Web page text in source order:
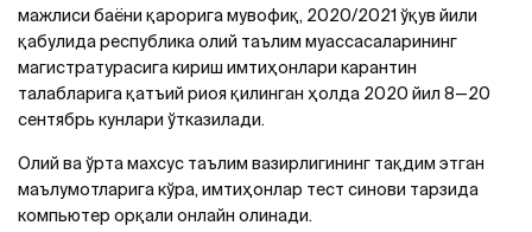
мажлиси баёни қарорига мувофиқ, 2020/2021 ўқув йили
қабулида республика олий таълим муассасаларининг
магистратурасига кириш имтиҳонлари карантин
талабларига қатъий риоя қилинган ҳолда 2020 йил 8—20
сентябрь кунлари ўтказилади.
Олий ва ўрта махсус таълим вазирлигининг тақдим этган
маълумотларига кўра, имтиҳонлар тест синови тарзида
компьютер орқали онлайн олинади.